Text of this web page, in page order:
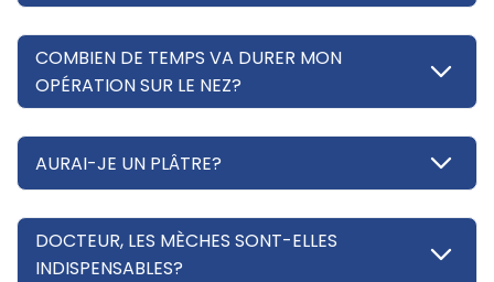
COMBIEN DE TEMPS VA DURER MON
OPÉRATION SUR LE NEZ?
AURAI-JE UN PLÂTRE?
DOCTEUR, LES MÈCHES SONT-ELLES
INDISPENSABLES?